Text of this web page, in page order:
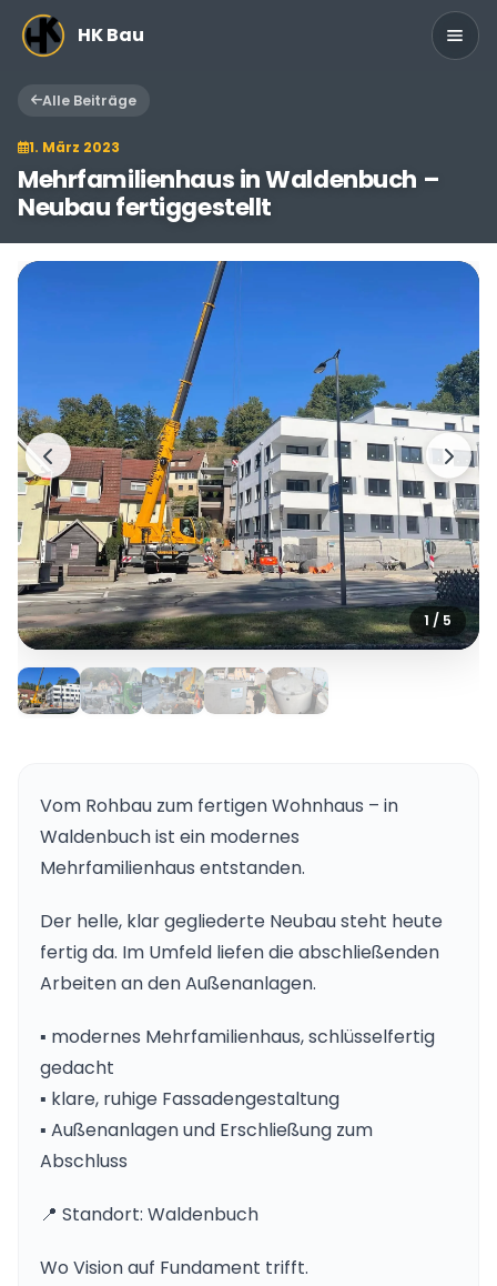
Zum Hauptinhalt springen
HK Bau
Alle Beiträge
1. März 2023
Mehrfamilienhaus in Waldenbuch –
Neubau fertiggestellt
1 / 5
Vom Rohbau zum fertigen Wohnhaus – in
Waldenbuch ist ein modernes
Mehrfamilienhaus entstanden.
Der helle, klar gegliederte Neubau steht heute
fertig da. Im Umfeld liefen die abschließenden
Arbeiten an den Außenanlagen.
▪️ modernes Mehrfamilienhaus, schlüsselfertig
gedacht
▪️ klare, ruhige Fassadengestaltung
▪️ Außenanlagen und Erschließung zum
Abschluss
📍 Standort: Waldenbuch
Wo Vision auf Fundament trifft.